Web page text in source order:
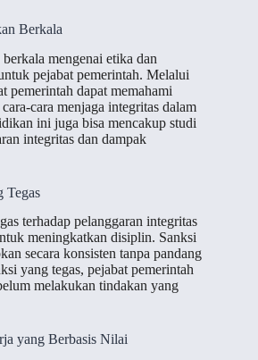
Berkala
mengenai etika dan
pejabat pemerintah. Melalui
pemerintah dapat memahami
cara menjaga integritas dalam
ini juga bisa mencakup studi
integritas dan dampak
Tegas
terhadap pelanggaran integritas
meningkatkan disiplin. Sanksi
secara konsisten tanpa pandang
yang tegas, pejabat pemerintah
melakukan tindakan yang
yang Berbasis Nilai